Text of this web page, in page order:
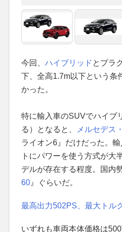
今回、 ハイブリッド とプラ
下、全高1.7m以下という条
かった。
特に輸入車のSUVでハイブ
る）となると、
メルセデス
ライオン6』だけだった。
トにパワーを使う方式が大
デルが存在する程度。国内
60 』ぐらいだ。
最高出力502PS、最大トル
いずれも車両本体価格は